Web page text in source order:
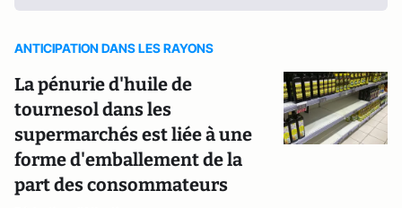
ANTICIPATION DANS LES RAYONS
La pénurie d'huile de
tournesol dans les
supermarchés est liée à une
forme d'emballement de la
part des consommateurs